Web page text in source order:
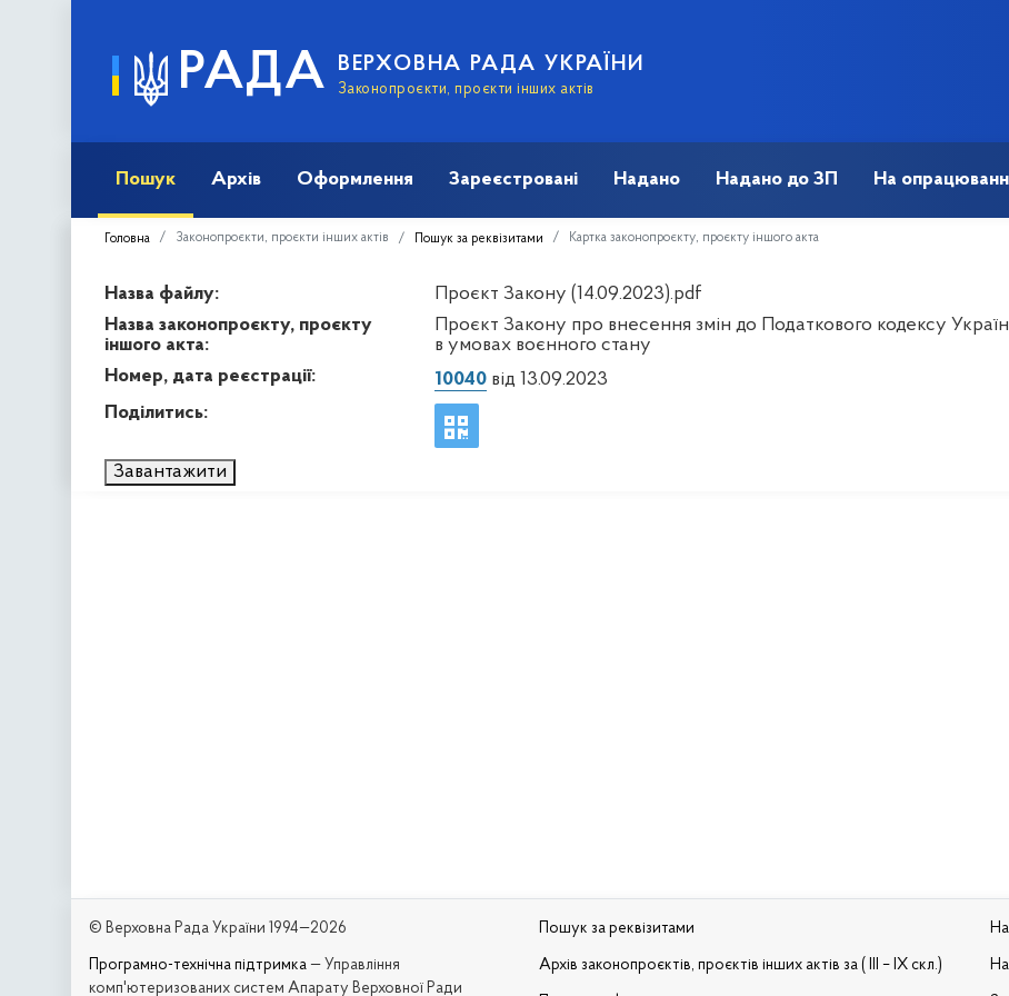
РАДА ВЕРХОВНА РАДА УКРАЇНИ
Законопроєкти, проєкти інших актів
Пошук Архів Оформлення Зареєстровані Надано Надано до ЗП На
Головна Законопроєкти, проєкти інших актів Пошук за реквізитами Картка законопроєкту, проєкту іншого акта
Назва файлу:
Проєкт Закону (14.09.2023).pdf
Назва законопроєкту, проєкту
іншого акта:
Проєкт Закону про внесення змін до Податкового кодексу
в умовах воєнного стану
Номер, дата реєстрації:
10040від 13.09.2023
Поділитись:
Завантажити
© Верховна Рада України 1994—2026
Програмно-технічна підтримка — Управління
комп'ютеризованих систем Апарату Верховної Ради
Пошук за реквізитами
Архів законопроєктів, проєктів інших актів за ( III – IX скл.)